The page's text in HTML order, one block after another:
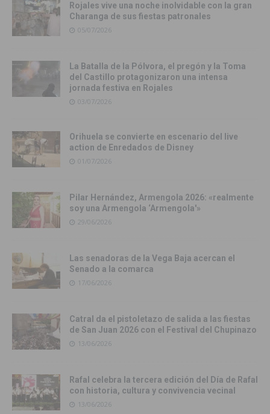
Rojales vive una noche inolvidable con la gran
Charanga de sus fiestas patronales
05/07/2026
La Batalla de la Pólvora, el pregón y la Toma
del Castillo protagonizaron una intensa
jornada festiva en Rojales
03/07/2026
Orihuela se convierte en escenario del live
action de Enredados de Disney
01/07/2026
Pilar Hernández, Armengola 2026: «realmente
soy una Armengola ‘Armengola'»
29/06/2026
Las senadoras de la Vega Baja acercan el
Senado a la comarca
17/06/2026
Catral da el pistoletazo de salida a las fiestas
de San Juan 2026 con el Festival del Chupinazo
13/06/2026
Rafal celebra la tercera edición del Día de Rafal
con historia, cultura y convivencia vecinal
13/06/2026